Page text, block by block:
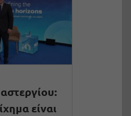
είναι